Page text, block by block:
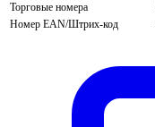
Торговые номера
Номер EAN/Штрих-код